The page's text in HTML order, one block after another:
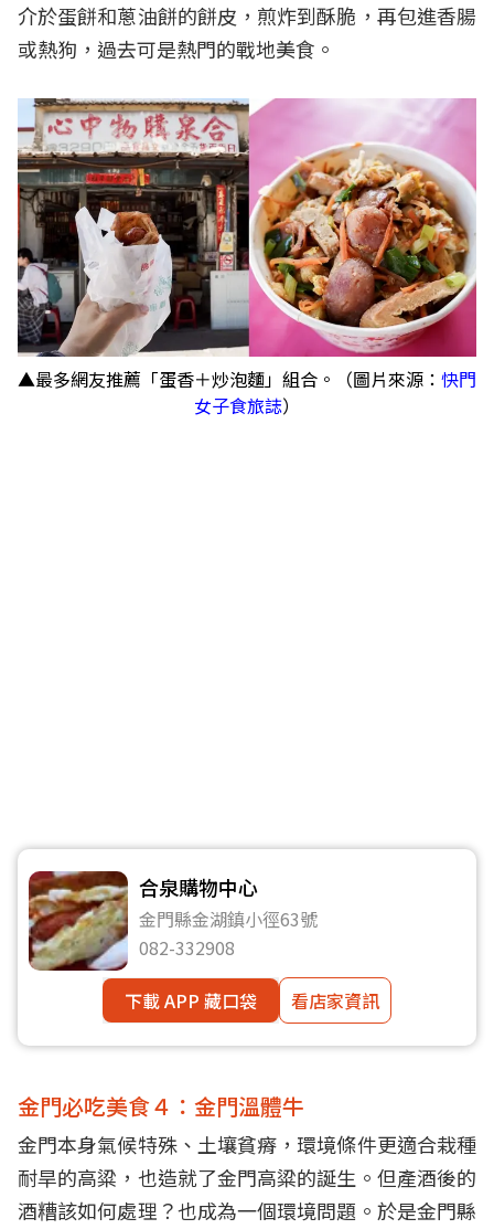
介於蛋餅和蔥油餅的餅皮，煎炸到酥脆，再包進香腸
或熱狗，過去可是熱門的戰地美食。
▲最多網友推薦「蛋香＋炒泡麵」組合。（圖片來源： 快門
女子食旅誌）
合泉購物中心
金門縣金湖鎮小徑63號
082-332908
下載 APP 藏口袋
看店家資訊
金門必吃美食４：金門溫體牛
金門本身氣候特殊、土壤貧瘠，環境條件更適合栽種
耐旱的高粱，也造就了金門高粱的誕生。但產酒後的
酒糟該如何處理？也成為一個環境問題。於是金門縣